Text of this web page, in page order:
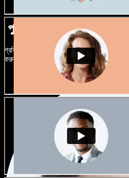
পুরুষ-নারী ভেদে নানান
প্রতিটি প্রজেক্টকে আলাদা শোনাতে দিন। শত
করুন, নিজের মতো টিউন করুন।